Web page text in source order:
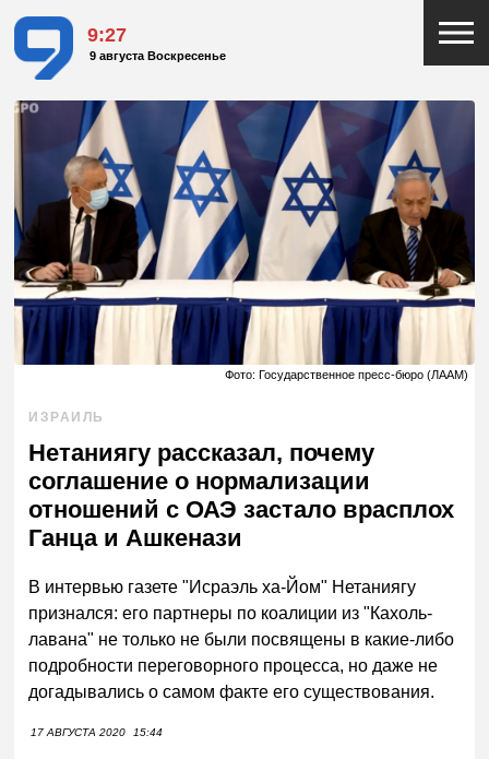
9:27
9 августа Воскресенье
Фото: Государственное пресс-бюро (ЛААМ)
ИЗРАИЛЬ
Нетаниягу рассказал, почему
соглашение о нормализации
отношений с ОАЭ застало врасплох
Ганца и Ашкенази
В интервью газете "Исраэль ха-Йом" Нетаниягу
признался: его партнеры по коалиции из "Кахоль-
лавана" не только не были посвящены в какие-либо
подробности переговорного процесса, но даже не
догадывались о самом факте его существования.
17 АВГУСТА 2020 15:44